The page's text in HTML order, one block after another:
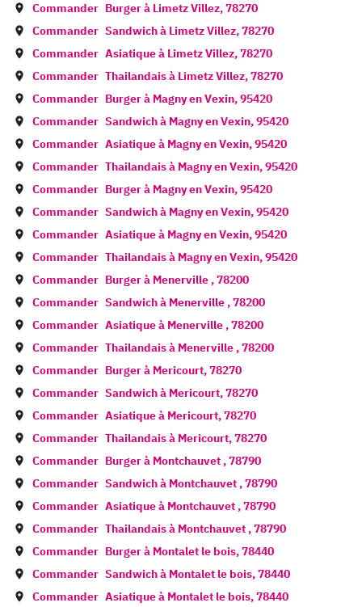
Commander Burger à Limetz Villez,78270
Commander Sandwich à Limetz Villez,78270
Commander Asiatique à Limetz Villez,78270
Commander Thailandais à Limetz Villez,78270
Commander Burger à Magny en Vexin,95420
Commander Sandwich à Magny en Vexin,95420
Commander Asiatique à Magny en Vexin,95420
Commander Thailandais à Magny en Vexin,95420
Commander Burger à Magny en Vexin,95420
Commander Sandwich à Magny en Vexin,95420
Commander Asiatique à Magny en Vexin,95420
Commander Thailandais à Magny en Vexin,95420
Commander Burger à Menerville ,78200
Commander Sandwich à Menerville ,78200
Commander Asiatique à Menerville ,78200
Commander Thailandais à Menerville ,78200
Commander Burger à Mericourt,78270
Commander Sandwich à Mericourt,78270
Commander Asiatique à Mericourt,78270
Commander Thailandais à Mericourt,78270
Commander Burger à Montchauvet ,78790
Commander Sandwich à Montchauvet ,78790
Commander Asiatique à Montchauvet ,78790
Commander Thailandais à Montchauvet ,78790
Commander Burger à Montalet le bois,78440
Commander Sandwich à Montalet le bois,78440
Commander Asiatique à Montalet le bois,78440